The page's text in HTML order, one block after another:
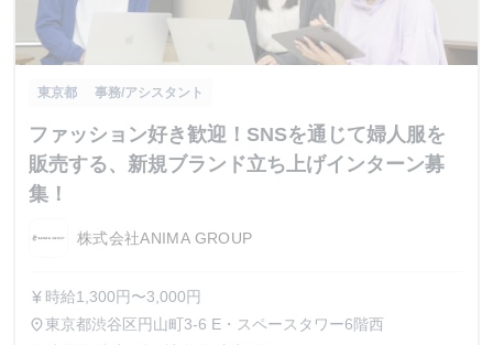
東京都 事務/アシスタント
ファッション好き歓迎！SNSを通じて婦人服を
販売する、新規ブランド立ち上げインターン募
集！
株式会社ANIMA GROUP
currency_yen 時給1,300円〜3,000円
place東京都渋谷区円山町3-6 E・スペースタワー6階西